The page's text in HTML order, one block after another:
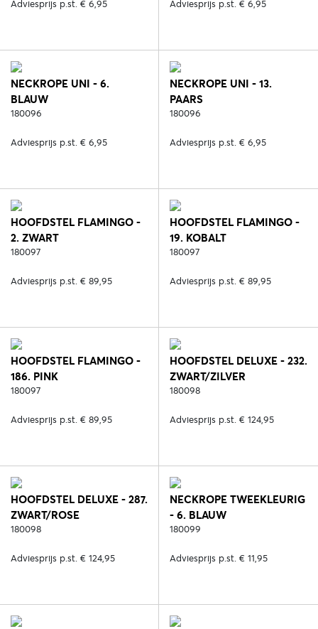
Adviesprijs p.st. € 6,95 Adviesprijs p.st. € 6,95
NECKROPE UNI - 6.
BLAUW
180096
Adviesprijs p.st. € 6,95
NECKROPE UNI - 13.
PAARS
180096
Adviesprijs p.st. € 6,95
HOOFDSTEL FLAMINGO -
2. ZWART
180097
Adviesprijs p.st. € 89,95
HOOFDSTEL FLAMINGO -
19. KOBALT
180097
Adviesprijs p.st. € 89,95
HOOFDSTEL FLAMINGO -
186. PINK
180097
Adviesprijs p.st. € 89,95
HOOFDSTEL DELUXE - 232.
ZWART/ZILVER
180098
Adviesprijs p.st. € 124,95
HOOFDSTEL DELUXE - 287.
ZWART/ROSE
180098
Adviesprijs p.st. € 124,95
NECKROPE TWEEKLEURIG
- 6. BLAUW
180099
Adviesprijs p.st. € 11,95